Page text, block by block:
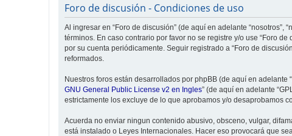
Foro de discusión - Condiciones de uso
Al ingresar en “Foro de discusión” (de aquí en adelante “nosotros”,
términos. En caso contrario por favor no se registre y/o use “Foro
por su cuenta periódicamente. Seguir registrado a “Foro de
reformados.
Nuestros foros están desarrollados por phpBB (de aquí en adelante
GNU General Public License v2 en Ingles” (de aquí en adelante
estrictamente los excluye de lo que aprobamos y/o desaprobamos
Acuerda no enviar ningun contenido abusivo, obsceno, vulgar,
está instalado o Leyes Internacionales. Hacer eso provocará que